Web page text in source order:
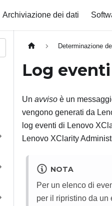
Archiviazione dei dati
Determinazione
Log eventi
Un avviso è un
vengono generati da
log eventi di Lenovo
Lenovo XClarity
NOTA
Per un elenco di
per il ripristino da un